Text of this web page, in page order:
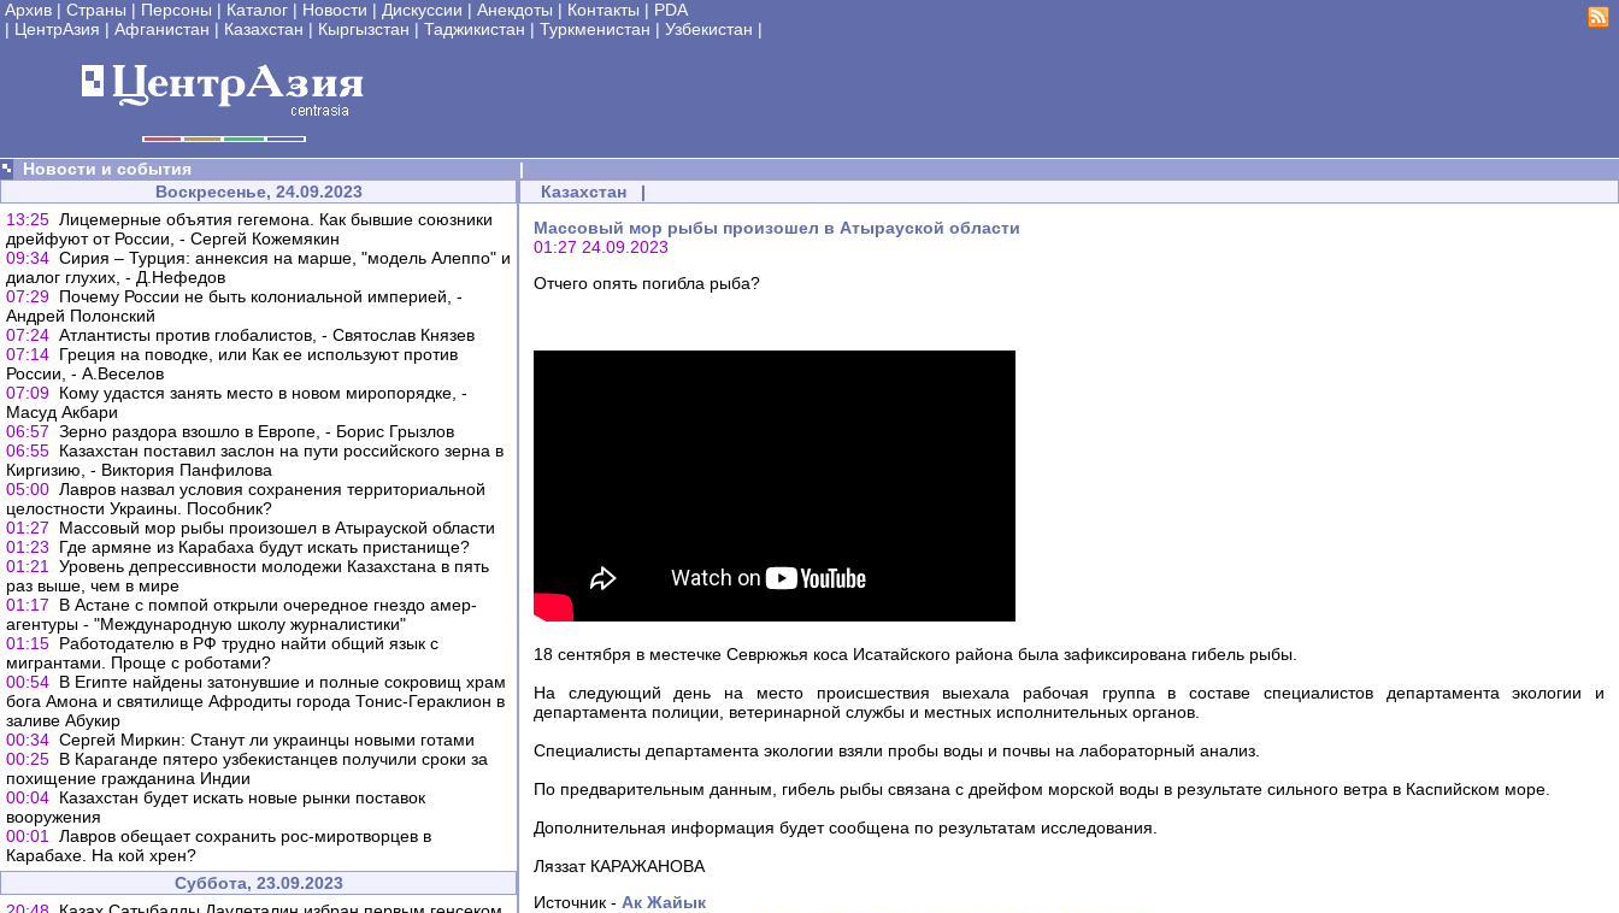
Архив | Страны | Персоны | Каталог | Новости | Дискуссии | Анекдоты | Контакты | PDA
| ЦентрАзия | Афганистан | Казахстан | Кыргызстан | Таджикистан | Туркменистан | Узбекистан |
Новости и события
|
Воскресенье, 24.09.2023
13:25 Лицемерные объятия гегемона. Как бывшие союзники
дрейфуют от России, - Сергей Кожемякин
09:34 Сирия – Турция: аннексия на марше, "модель Алеппо" и
диалог глухих, - Д.Нефедов
07:29 Почему России не быть колониальной империей, -
Андрей Полонский
07:24 Атлантисты против глобалистов, - Святослав Князев
07:14 Греция на поводке, или Как ее используют против
России, - А.Веселов
07:09 Кому удастся занять место в новом миропорядке, -
Масуд Акбари
06:57 Зерно раздора взошло в Европе, - Борис Грызлов
06:55 Казахстан поставил заслон на пути российского зерна в
Киргизию, - Виктория Панфилова
05:00 Лавров назвал условия сохранения территориальной
целостности Украины. Пособник?
01:27
Массовый мор рыбы произошел в Атырауской области
01:23
Где армяне из Карабаха будут искать пристанище?
01:21
Уровень депрессивности молодежи Казахстана в пять
раз выше, чем в мире
01:17
В Астане с помпой открыли очередное гнездо амер-
агентуры - "Международную школу журналистики"
01:15 Работодателю в РФ трудно найти общий язык с
мигрантами. Проще с роботами?
00:54 В Египте найдены затонувшие и полные сокровищ храм
бога Амона и святилище Афродиты города Тонис-Гераклион в
заливе Абукир
00:34 Сергей Миркин: Станут ли украинцы новыми готами
00:25 В Караганде пятеро узбекистанцев получили сроки за
похищение гражданина Индии
00:04 Казахстан будет искать новые рынки поставок
вооружения
00:01
Лавров обещает сохранить рос-миротворцев в
Карабахе. На кой хрен?
Суббота, 23.09.2023
Казахстан |
Массовый мор рыбы произошел в Атырауской области
01:27 24.09.2023
Отчего опять погибла рыба?
18 сентября в местечке Севрюжья коса Исатайского района была зафиксирована гибель рыбы.
На следующий день на место происшествия выехала рабочая группа в составе специалистов департамента экологии и
департамента полиции, ветеринарной службы и местных исполнительных органов.
Специалисты департамента экологии взяли пробы воды и почвы на лабораторный анализ.
По предварительным данным, гибель рыбы связана с дрейфом морской воды в результате сильного ветра в Каспийском море.
Дополнительная информация будет сообщена по результатам исследования.
Ляззат КАРАЖАНОВА
Источник - Ак Жайык